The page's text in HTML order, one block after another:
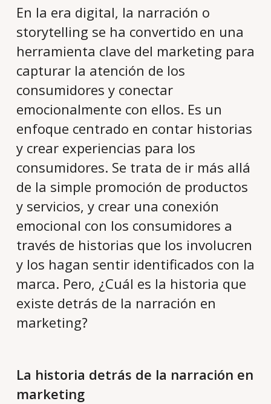
En la era digital, la narración o
storytelling se ha convertido en una
herramienta clave del marketing para
capturar la atención de los
consumidores y conectar
emocionalmente con ellos. Es un
enfoque centrado en contar historias
y crear experiencias para los
consumidores. Se trata de ir más allá
de la simple promoción de productos
y servicios, y crear una conexión
emocional con los consumidores a
través de historias que los involucren
y los hagan sentir identificados con la
marca. Pero, ¿Cuál es la historia que
existe detrás de la narración en
marketing?
La historia detrás de la narración en
marketing